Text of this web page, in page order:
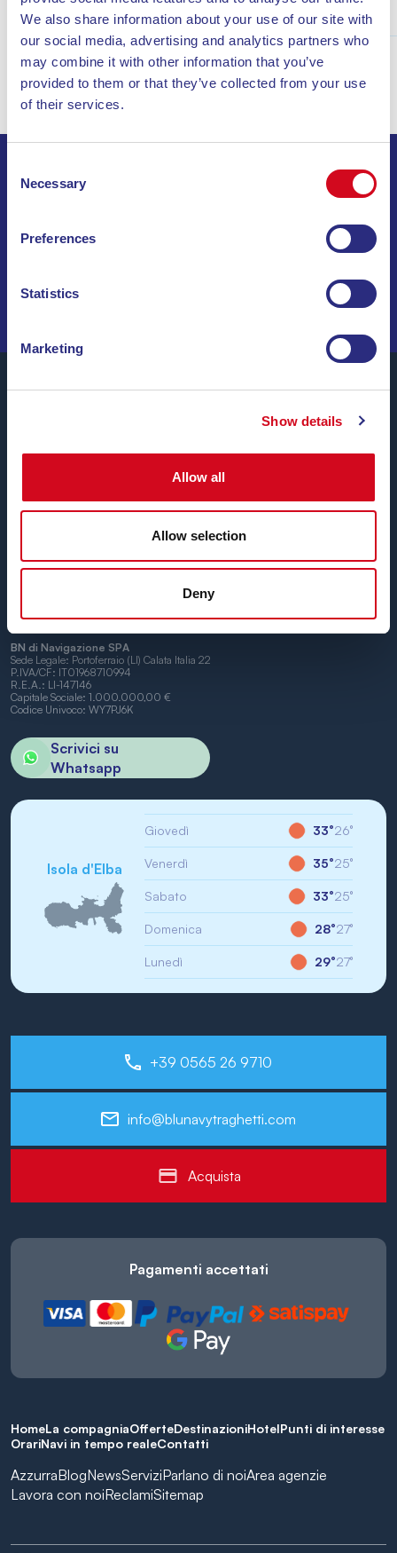
We also share information about your use of our site with
our social media, advertising and analytics partners who
may combine it with other information that you’ve
provided to them or that they’ve collected from your use
of their services.
Selection
Necessary
Preferences
Statistics
Marketing
Show details
Allow all
Allow selection
Deny
Scopri
ISCRIVITI ALLA NEWSLETTER
INVIA
NAVIGA TRA OFFERTE SPECIALI, DESTINAZIONI DA
SOGNO E CONSIGLI DI VIAGGIO!
convenienti, orari comodi e navi puntuali
Piombino e Portoferraio.
BN di Navigazione SPA
Sede Legale: Portoferraio (LI) Calata Italia 22
P.IVA/CF: IT01968710994
R.E.A.: LI-147146
Capitale Sociale: 1.000.000,00 €
Codice Univoco: WY7PJ6K
Scrivici su
Whatsapp
Isola d'Elba
Giovedì 33°26°
Venerdì 35°25°
Sabato 33°25°
Domenica 28°27°
Lunedì 29°27°
+39 0565 26 9710
info@blunavytraghetti.com
Acquista
Pagamenti accettati
HomeLa compagniaOfferteDestinazioniHotelPunti di interesse
OrariNavi in tempo realeContatti
AzzurraBlogNewsServiziParlano di noiArea agenzie
Lavora con noiReclamiSitemap